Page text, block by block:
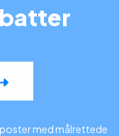
med målrettede